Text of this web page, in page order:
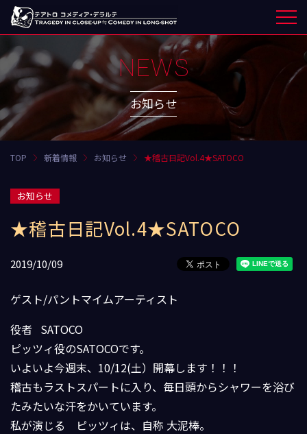
NEWS
お知らせ
TOP 新着情報 お知らせ ★稽古日記Vol.4★SATOCO
お知らせ
★稽古日記Vol.4★SATOCO
2019/10/09
ゲスト/パントマイムアーティスト
役者 SATOCO
ピッツィ役のSATOCOです。
いよいよ今週末、‪10/12(土）‬開幕します！！！
稽古もラストスパートに入り、毎日頭からシャワーを浴び
たみたいな汗をかいています。
私が演じる ピッツィは、自称 大泥棒。